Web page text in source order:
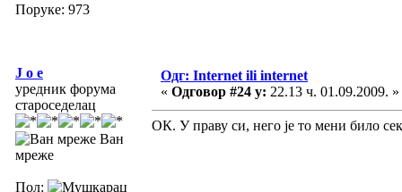
Поруке: 973
J o e
уредник форума
староседелац
Ван
мреже
Пол:
Одг: Internet ili internet
« Одговор #24 у: 22.13 ч. 01.09.2009. »
ОК. У праву си, него је то мени било